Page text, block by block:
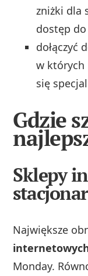
zniżki dla
dostęp
dołączyć
w których
się
Gdzie
Sklepy
Największe
Monday.